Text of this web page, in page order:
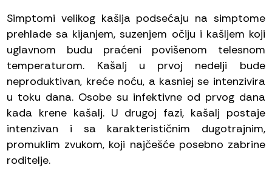
Simptomi velikog kašlja podsećaju na simptome
prehlade sa kijanjem, suzenjem očiju i kašljem koji
uglavnom budu praćeni povišenom telesnom
temperaturom. Kašalj u prvoj nedelji bude
neproduktivan, kreće noću, a kasniej se intenzivira
u toku dana. Osobe su infektivne od prvog dana
kada krene kašalj. U drugoj fazi, kašalj postaje
intenzivan i sa karakterističnim dugotrajnim,
promuklim zvukom, koji najčešće posebno zabrine
roditelje.